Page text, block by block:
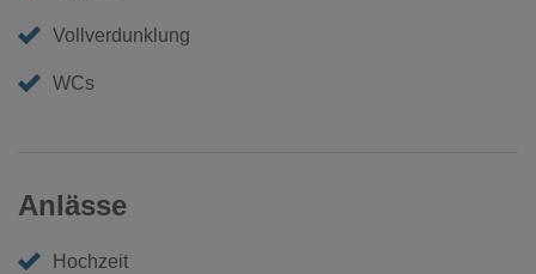
Vollverdunklung
WCs
Anlässe
Hochzeit